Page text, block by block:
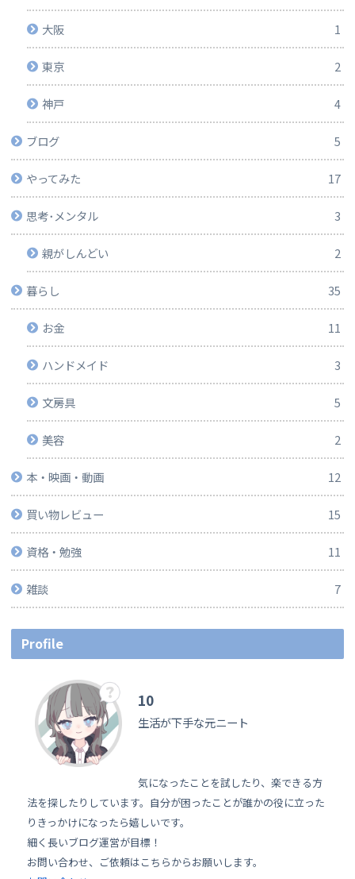
大阪 1
東京 2
神戸 4
ブログ 5
やってみた 17
思考･メンタル 3
親がしんどい 2
暮らし 35
お金 11
ハンドメイド 3
文房具 5
美容 2
本・映画・動画 12
買い物レビュー 15
資格・勉強 11
雑談 7
Profile
10
生活が下手な元ニート
気になったことを試したり、楽できる方
法を探したりしています。自分が困ったことが誰かの役に立った
りきっかけになったら嬉しいです。
細く長いブログ運営が目標！
お問い合わせ、ご依頼はこちらからお願いします。